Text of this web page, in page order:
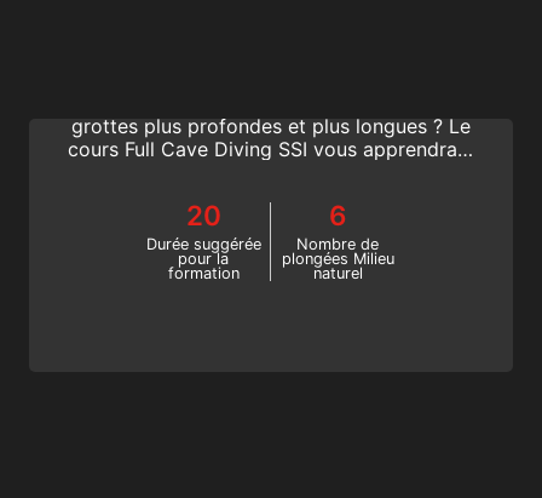
grottes plus profondes et plus longues ? Le
cours Full Cave Diving SSI vous apprendra à
des plongées en grotte avancées dès
aujourd’hui !
20
Durée suggérée
pour la
formation
6
Nombre de
plongées Milieu
naturel